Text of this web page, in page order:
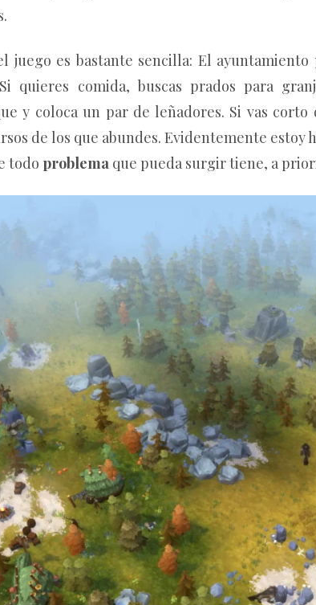
juego es bastante sencilla: El ayuntamiento
quieres comida, buscas prados para
y coloca un par de leñadores. Si vas
de los que abundes. Evidentemente
todo problema que pueda surgir tiene, a